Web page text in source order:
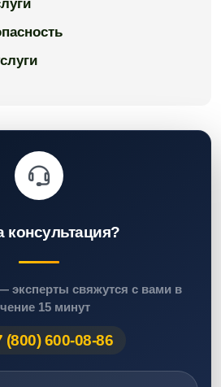
консультация?
эксперты свяжутся с вами в
15 минут
(800) 600-08-86